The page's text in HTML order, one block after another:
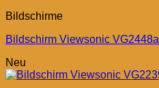
Bildschirme
Bildschirm Viewsonic
Neu